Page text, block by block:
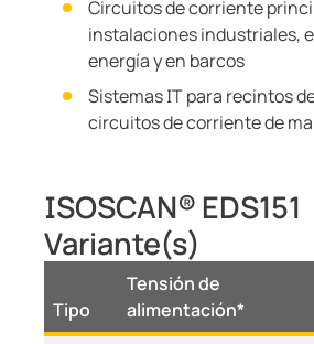
Circuitos de corriente
instalaciones industriales,
energía y en barcos
Sistemas IT para recintos
circuitos de corriente de
ISOSCAN® EDS151
Variante(s)
Tipo
Tensión de
alimentación*